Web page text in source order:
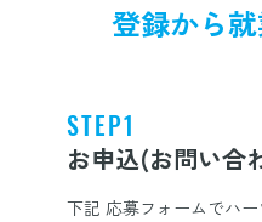
登録から
STEP1
お申込(お問い合
下記 応募フォームでハ